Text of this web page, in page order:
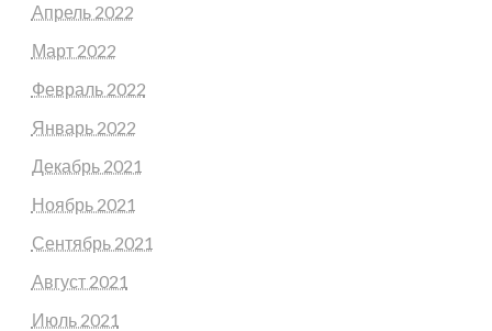
Апрель 2022
Март 2022
Февраль 2022
Январь 2022
Декабрь 2021
Ноябрь 2021
Сентябрь 2021
Август 2021
Июль 2021